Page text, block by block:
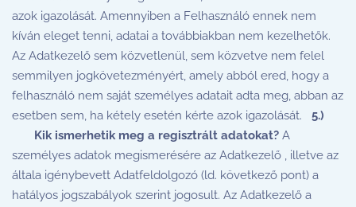
azok igazolását. Amennyiben a Felhasználó ennek nem
kíván eleget tenni, adatai a továbbiakban nem kezelhetők.
Az Adatkezelő sem közvetlenül, sem közvetve nem felel
semmilyen jogkövetezményért, amely abból ered, hogy a
felhasználó nem saját személyes adatait adta meg, abban az
esetben sem, ha kétely esetén kérte azok igazolását. 5.)
Kik ismerhetik meg a regisztrált adatokat? A
személyes adatok megismerésére az Adatkezelő , illetve az
általa igénybevett Adatfeldolgozó (ld. következő pont) a
hatályos jogszabályok szerint jogosult. Az Adatkezelő a